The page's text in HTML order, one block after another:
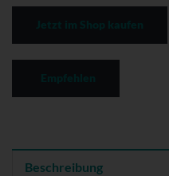
Beschreibung